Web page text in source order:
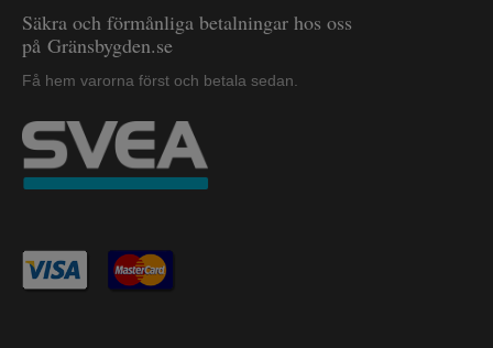
Säkra och förmånliga betalningar hos oss
på Gränsbygden.se
Få hem varorna först och betala sedan.